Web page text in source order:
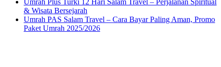
Umrah Plus Turki 12 Hari Salam Travel – Perjalanan Spiritual
& Wisata Bersejarah
Umrah PAS Salam Travel – Cara Bayar Paling Aman, Promo
Paket Umrah 2025/2026